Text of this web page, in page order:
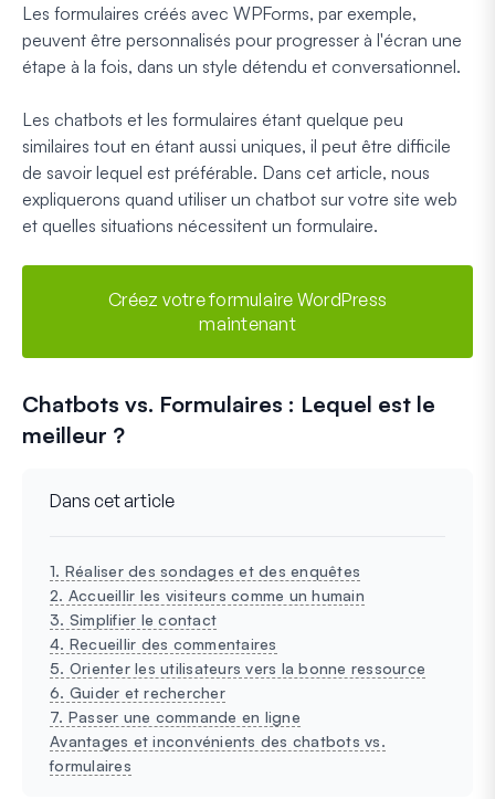
Les formulaires créés avec WPForms, par exemple,
peuvent être personnalisés pour progresser à l'écran une
étape à la fois, dans un style détendu et conversationnel.
Les chatbots et les formulaires étant quelque peu
similaires tout en étant aussi uniques, il peut être difficile
de savoir lequel est préférable. Dans cet article, nous
expliquerons quand utiliser un chatbot sur votre site web
et quelles situations nécessitent un formulaire.
Créez votre formulaire WordPress
maintenant
Chatbots vs. Formulaires : Lequel est le
meilleur ?
Dans cet article
1. Réaliser des sondages et des enquêtes
2. Accueillir les visiteurs comme un humain
3. Simplifier le contact
4. Recueillir des commentaires
5. Orienter les utilisateurs vers la bonne ressource
6. Guider et rechercher
7. Passer une commande en ligne
Avantages et inconvénients des chatbots vs.
formulaires